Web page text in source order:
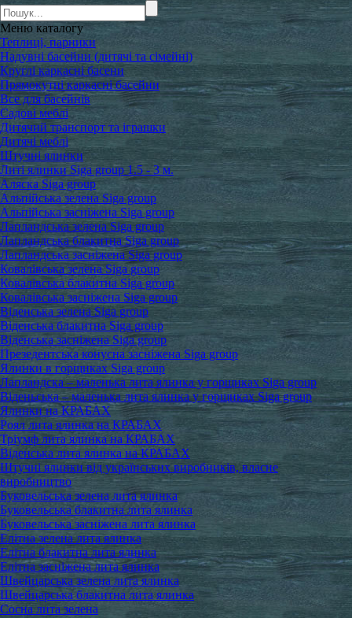
Меню каталогу
Теплиці, парники
Надувні басейни (дитячі та сімейні)
Круглі каркасні басени
Прямокутні каркасні басейни
Все для басейнів
Садові меблі
Дитячий транспорт та іграшки
Дитячі меблі
Штучні ялинки
Литі ялинки Siga group 1.5 - 3 м.
Аляска Siga group
Альпійська зелена Siga group
Альпійська засніжена Siga group
Лапландська зелена Siga group
Лапландська блакитна Siga group
Лапландська засніжена Siga group
Ковалівська зелена Siga group
Ковалівська блакитна Siga group
Ковалівська засніжена Siga group
Віденська зелена Siga group
Віденська блакитна Siga group
Віденська засніжена Siga group
Презедентська конусна засніжена Siga group
Ялинки в горщиках Siga group
Лапландска – маленька лита ялинка у горщиках Siga group
Віденьська – маленька лита ялинка у горщиках Siga group
Ялинки на КРАБАХ
Роял лита ялинка на КРАБАХ
Тріумф лита ялинка на КРАБАХ
Віденська лита ялинка на КРАБАХ
Штучні ялинки від українських виробників, власне
виробництво
Буковельська зелена лита ялинка
Буковельська блакитна лита ялинка
Буковельська засніжена лита ялинка
Елітна зелена лита ялинка
Елітна блакитна лита ялинка
Елітна засніжена лита ялинка
Швейцарська зелена лита ялинка
Швейцарська блакитна лита ялинка
Сосна лита зелена